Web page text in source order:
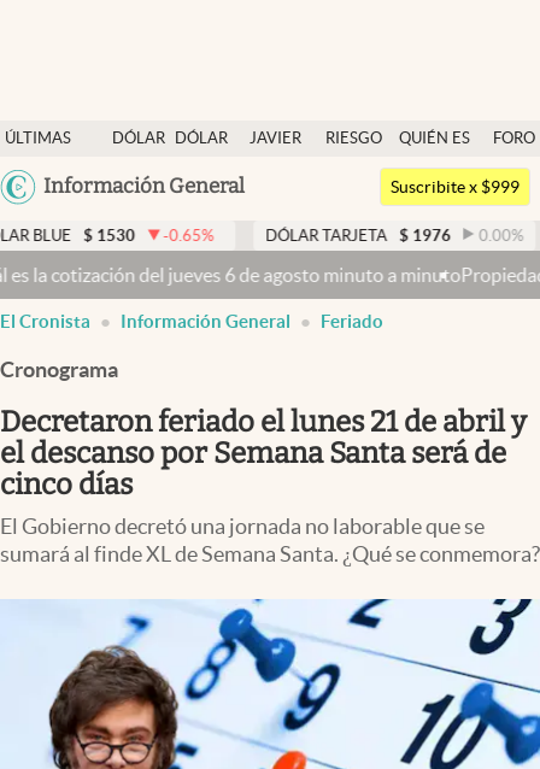
ÚLTIMAS
NOTICIAS
DÓLAR
DÓLAR
JAVIER
RIESGO
QUIÉN ES
QUIÉN
FORO
Argentina
México
USA
Información General
Dólar
Members
Economía y Política
Finanzas y Mercados
Mercados Online
Negocios
Columnistas
Otras secciones
Infotechnology
Clase
Mundial 2026
Eventos Corporativos
Suscribite x $999
-0.65% DÓLAR TARJETA $ 1976 0.00 % DÓLAR
6 de agosto minuto a minutoPropiedad privada: mientras el
El Cronista Información General Feriado
Cronograma
Decretaron feriado el lunes 21 de abril y
el descanso por Semana Santa será de
cinco días
El Gobierno decretó una jornada no laborable que se
sumará al finde XL de Semana Santa. ¿Qué se conmemora?